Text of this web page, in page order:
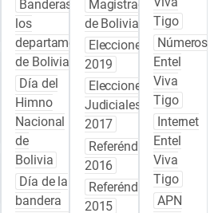
Banderas de
los
departamentos
de Bolivia
Día del
Himno
Nacional
de
Bolivia
Día de la
bandera
Magistrados
de Bolivia
Elecciones
2019
Elecciones
Judiciales
2017
Referéndum
2016
Referéndum
2015
Tigo
Números
Entel
Viva
Tigo
Internet
Entel
Viva
Tigo
APN